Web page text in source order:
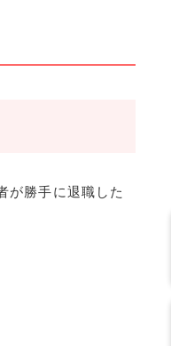
が勝手に退職した